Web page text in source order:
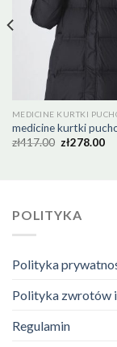
MEDICINE KURTKI
medicine kurtki
zł417.00 zł278.00
POLITYKA
Polityka
Polityka zwrotów
Regulamin